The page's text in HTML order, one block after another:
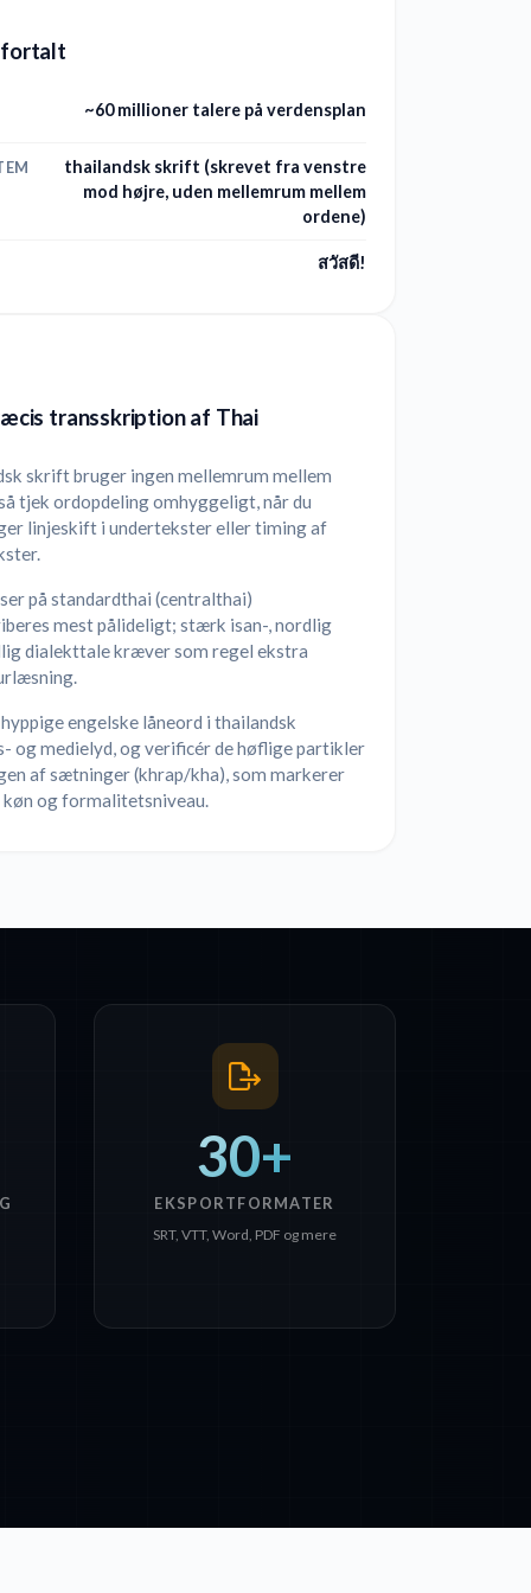
fortalt
~60 millioner talere på verdensplan
thailandsk skrift (skrevet fra venstre
mod højre, uden mellemrum mellem
ordene)
สวัสดี!
transskription af Thai
skrift bruger ingen mellemrum mellem
tjek ordopdeling omhyggeligt, når du
linjeskift i undertekster eller timing af
på standardthai (centralthai)
mest pålideligt; stærk isan-, nordlig
dialekttale kræver som regel ekstra
engelske låneord i thailandsk
og medielyd, og verificér de høflige partikler
af sætninger (khrap/kha), som markerer
køn og formalitetsniveau.
30+
EKSPORTFORMATER
SRT, VTT, Word, PDF og mere